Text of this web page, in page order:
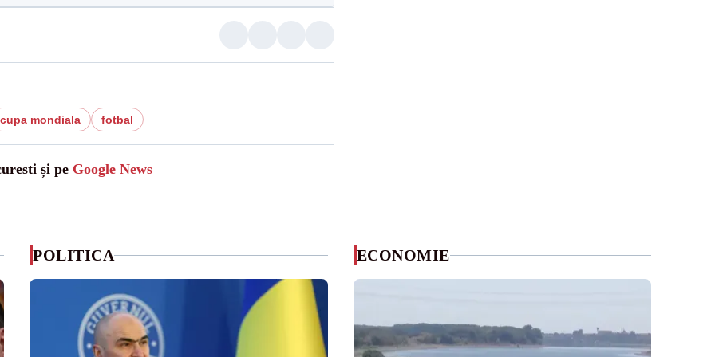
cupa mondiala fotbal
și pe Google News
POLITICA ECONOMIE